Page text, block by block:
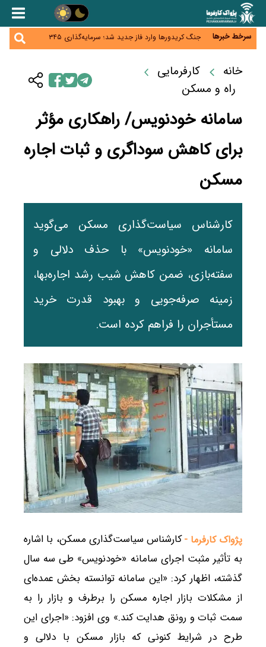
سرخط خبرها
زائران اربعین نگران ارز باقی‌مانده نباشند؛ خرید دینار در
بانک‌ها و صرافی‌ها
جنگ کریدورها وارد فاز جدید شد؛ سرمایه‌گذاری ۳۴۵
میلیارد دلاری اوراسیا تا ۲۰۳۵
پارادوکس اینترنت در ایران؛ مصرف‌کننده بیشتر می‌پردازد،
تأمین سرمایه در گردش بدون خلق نقدینگی؛ نقش
جدید سیاست‌های مالیاتی در حمایت از تولید
معمای تأمین ۸۰ همت معوقات بازنشستگان؛ بانک رفاه
وارد میدان شد
خانه
کارفرمایی
راه و مسکن
سامانه خودنویس/ راهکاری مؤثر
برای کاهش سوداگری و ثبات اجاره
مسکن
کارشناس سیاست‌گذاری مسکن می‌گوید
سامانه «خودنویس» با حذف دلالی و
سفته‌بازی، ضمن کاهش شیب رشد اجاره‌بها،
زمینه صرفه‌جویی و بهبود قدرت خرید
مستأجران را فراهم کرده است.
پژواک کارفرما - کارشناس سیاست‌گذاری مسکن، با اشاره
به تأثیر مثبت اجرای سامانه «خودنویس» طی سه سال
گذشته، اظهار کرد: «این سامانه توانسته بخش عمده‌ای
از مشکلات بازار اجاره مسکن را برطرف و بازار را به
سمت ثبات و رونق هدایت کند.» وی افزود: «اجرای این
طرح در شرایط کنونی که بازار مسکن با دلالی و